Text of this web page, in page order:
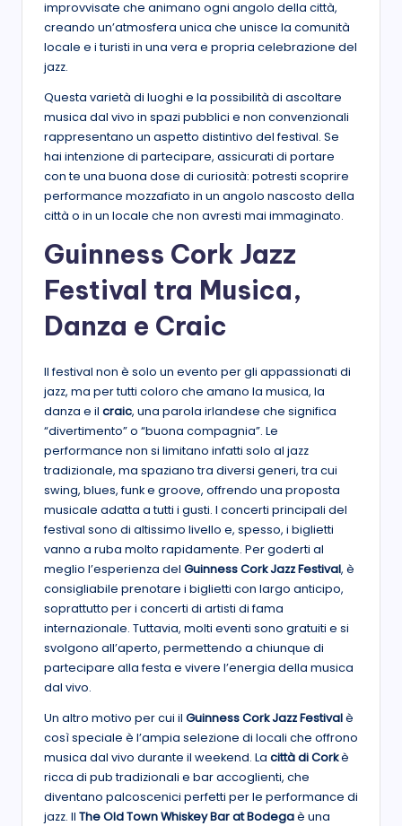
improvvisate che animano ogni angolo della città,
creando un’atmosfera unica che unisce la comunità
locale e i turisti in una vera e propria celebrazione del
jazz.
Questa varietà di luoghi e la possibilità di ascoltare
musica dal vivo in spazi pubblici e non convenzionali
rappresentano un aspetto distintivo del festival. Se
hai intenzione di partecipare, assicurati di portare
con te una buona dose di curiosità: potresti scoprire
performance mozzafiato in un angolo nascosto della
città o in un locale che non avresti mai immaginato.
Guinness Cork Jazz
Festival tra Musica,
Danza e Craic
Il festival non è solo un evento per gli appassionati di
jazz, ma per tutti coloro che amano la musica, la
danza e il craic, una parola irlandese che significa
“divertimento” o “buona compagnia”. Le
performance non si limitano infatti solo al jazz
tradizionale, ma spaziano tra diversi generi, tra cui
swing, blues, funk e groove, offrendo una proposta
musicale adatta a tutti i gusti. I concerti principali del
festival sono di altissimo livello e, spesso, i biglietti
vanno a ruba molto rapidamente. Per goderti al
meglio l’esperienza del Guinness Cork Jazz Festival, è
consigliabile prenotare i biglietti con largo anticipo,
soprattutto per i concerti di artisti di fama
internazionale. Tuttavia, molti eventi sono gratuiti e si
svolgono all’aperto, permettendo a chiunque di
partecipare alla festa e vivere l’energia della musica
dal vivo.
Un altro motivo per cui il Guinness Cork Jazz Festivalè
così speciale è l’ampia selezione di locali che offrono
musica dal vivo durante il weekend. La città di Corkè
ricca di pub tradizionali e bar accoglienti, che
diventano palcoscenici perfetti per le performance di
jazz. Il The Old Town Whiskey Bar at Bodegaè una